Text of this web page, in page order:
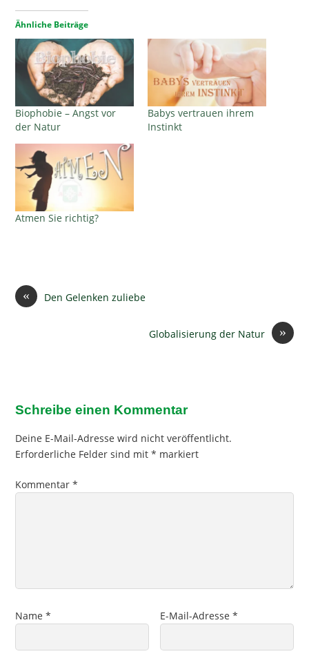
Ähnliche Beiträge
Biophobie – Angst vor
der Natur
Babys vertrauen ihrem
Instinkt
Atmen Sie richtig?
« Den Gelenken zuliebe
»
Globalisierung der Natur
Schreibe einen Kommentar
Deine E-Mail-Adresse wird nicht veröffentlicht.
Erforderliche Felder sind mit* markiert
Kommentar*
Name* E-Mail-Adresse*